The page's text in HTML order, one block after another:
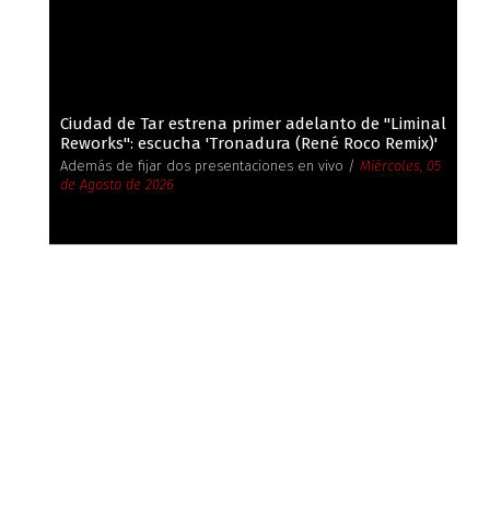
Ciudad de Tar estrena primer adelanto de ''Liminal
Reworks'': escucha 'Tronadura (René Roco Remix)'
Además de fijar dos presentaciones en vivo / Miércoles, 05
de Agosto de 2026